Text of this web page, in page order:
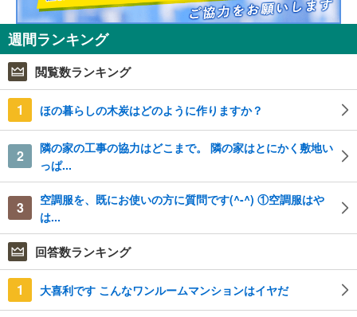
週間ランキング
閲覧数ランキング
1 ほの暮らしの木炭はどのように作りますか？
2
隣の家の工事の協力はどこまで。 隣の家はとにかく敷地い
っぱ...
3
空調服を、既にお使いの方に質問です(^-^) ①空調服はや
は...
回答数ランキング
1 大喜利です こんなワンルームマンションはイヤだ